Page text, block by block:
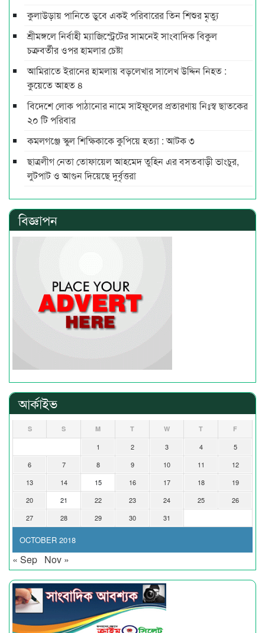
কুলাউড়ায় পানিতে ডুবে একই পরিবারের তিন শিশুর মৃত্যু
শ্রীমঙ্গলে নির্বাহী ম্যাজিস্ট্রেটের সামনেই সাংবাদিক বিকুল
চক্রবর্তীর ওপর হামলার চেষ্টা
আমিরাতে ইরানের হামলায় বড়লেখার সালেখ উদ্দিন নিহত :
কুয়েতে আহত ৪
বিদেশে লোক পাঠানোর নামে সাইফুলের প্রতারণায় নিঃস্ব ছাতকের
২০ টি পরিবার
কমলগঞ্জে স্কুল শিক্ষিকাকে কুপিয়ে হত্যা : আটক ৩
ছাত্রলীগ নেতা তোফায়েল আহমেদ তুহিন এর বসতবাড়ী ভাংচুর,
লুটপাট ও আগুন দিয়েছে দুর্বৃত্তরা
বিজ্ঞাপন
আর্কাইভ
OCTOBER 2018
S S M T W T F
1 2 3 4
5
6
7 8 9 10 11
12
13
14 15 16 17 18
19
20
21 22 23 24 25
26
27
28 29 30 31
« Sep Nov »